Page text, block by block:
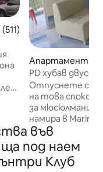
оценка: 4,89 от 5,
Апартамент –
сон
PD хубав
души
Отпуснете се
на това
за мюсюлмани. Този апартамент се
намира в Marina
панорамна
Пешеходно
удобствата за
които включват
във
под наем
Клуб